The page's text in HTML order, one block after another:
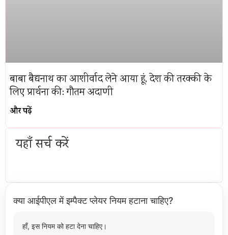
बाबा बैद्यनाथ का आशीर्वाद लेने आया हूं, देश की तरक्की के
लिए प्रार्थना की: गौतम अदाणी
और पढ़ें
यहाँ सर्च करें
क्या आईपीएल में इम्पैक्ट प्लेयर नियम हटाना चाहिए?
हाँ, इस नियम को हटा देना चाहिए।